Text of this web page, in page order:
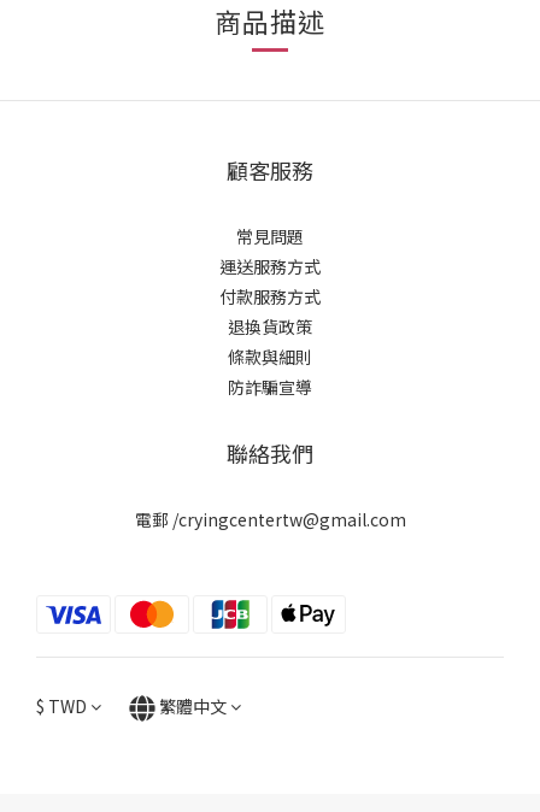
商品描述
顧客服務
常見問題
運送服務方式
付款服務方式
退換貨政策
條款與細則
防詐騙宣導
聯絡我們
電郵 /cryingcentertw@gmail.com
$ TWD 繁體中文